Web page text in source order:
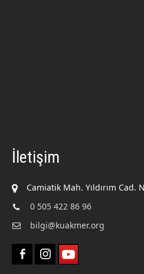
İletişim
Camiatik Mah. Yıldırım Cad.
0 505 422 86 96
bilgi@kuakmer.org